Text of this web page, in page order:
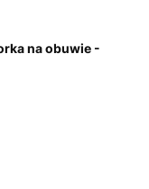
na obuwie -